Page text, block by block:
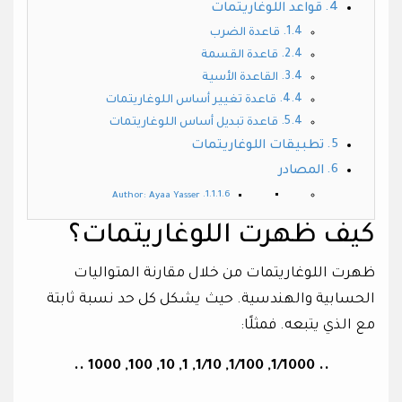
قواعد اللوغاريتمات
قاعدة الضرب
قاعدة القسمة
القاعدة الأسية
قاعدة تغيير أساس اللوغاريتمات
قاعدة تبديل أساس اللوغاريتمات
تطبيقات اللوغاريتمات
المصادر
Author: Ayaa Yasser
كيف ظهرت اللوغاريتمات؟
ظهرت اللوغاريتمات من خلال مقارنة المتواليات
الحسابية والهندسية. حيث يشكل كل حد نسبة ثابتة
مع الذي يتبعه. فمثلًا:
.. 1/1000, 1/100, 1/10, 1, 10, 100, 1000 ..